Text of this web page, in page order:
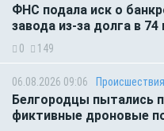
ФНС подала иск о
завода из-за долга в 74
0 149
06.08.2026 09:06 Происшествия
Белгородцы пытались
фиктивные дроновые